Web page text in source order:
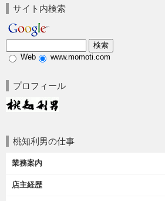
サイト内検索
Web www.momoti.com
プロフィール
桃知利男の仕事
業務案内
店主経歴